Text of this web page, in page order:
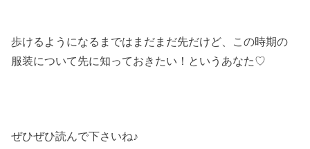
歩けるようになるまではまだまだ先だけど、この時期の
服装について先に知っておきたい！というあなた♡
ぜひぜひ読んで下さいね♪